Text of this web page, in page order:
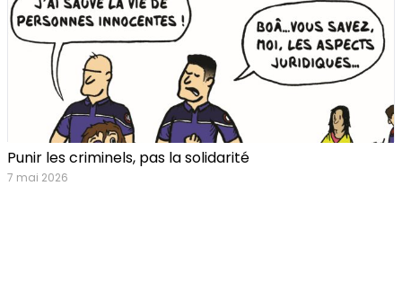
Punir les criminels, pas la solidarité
7 mai 2026